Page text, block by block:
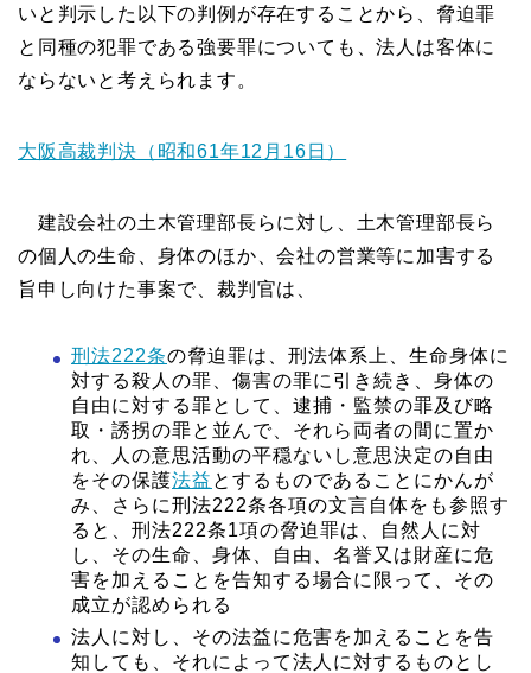
いと判示した以下の判例が存在することから、脅迫罪
と同種の犯罪である強要罪についても、法人は客体に
ならないと考えられます。
大阪高裁判決（昭和61年12月16日）
建設会社の土木管理部長らに対し、土木管理部長ら
の個人の生命、身体のほか、会社の営業等に加害する
旨申し向けた事案で、裁判官は、
刑法222条の脅迫罪は、刑法体系上、生命身体に
対する殺人の罪、傷害の罪に引き続き、身体の
自由に対する罪として、逮捕・監禁の罪及び略
取・誘拐の罪と並んで、それら両者の間に置か
れ、人の意思活動の平穏ないし意思決定の自由
をその保護法益 とするものであることにかんが
み、さらに刑法222条各項の文言自体をも参照す
ると、刑法222条1項の脅迫罪は、自然人に対
し、その生命、身体、自由、名誉又は財産に危
害を加えることを告知する場合に限って、その
成立が認められる
法人に対し、その法益に危害を加えることを告
知しても、それによって法人に対するものとし